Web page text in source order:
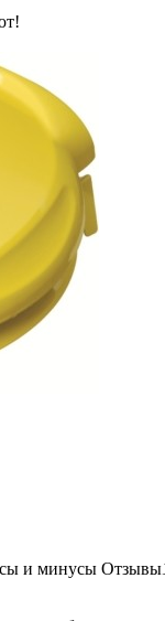
и минусы Отзывы